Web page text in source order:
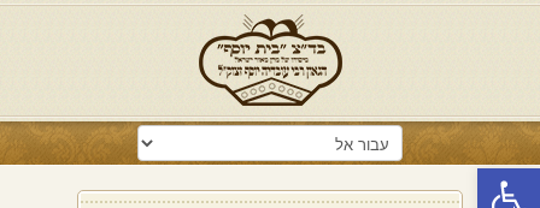
פתח סרגל נגישות